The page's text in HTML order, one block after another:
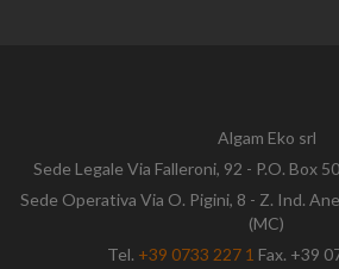
Algam Eko srl
Sede Legale Via Falleroni, 92 - P.O. Box
Sede Operativa Via O. Pigini, 8 - Z. Ind.
(MC)
Tel. +39 0733 227 1 Fax. +39